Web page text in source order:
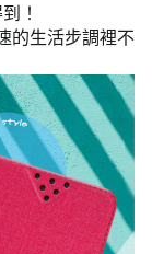
！
的生活步調裡不